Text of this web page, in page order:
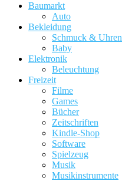
Baumarkt
Auto
Bekleidung
Schmuck & Uhren
Baby
Elektronik
Beleuchtung
Freizeit
Filme
Games
Bücher
Zeitschriften
Kindle-Shop
Software
Spielzeug
Musik
Musikinstrumente